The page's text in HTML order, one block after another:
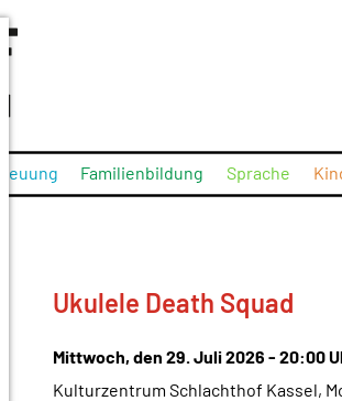
Familienbildung Sprache
Ukulele Death Squad
Datum:
Mittwoch, den 29. Juli 2026 - Beginn:
20:00
Kulturzentrum Schlachthof Kassel,